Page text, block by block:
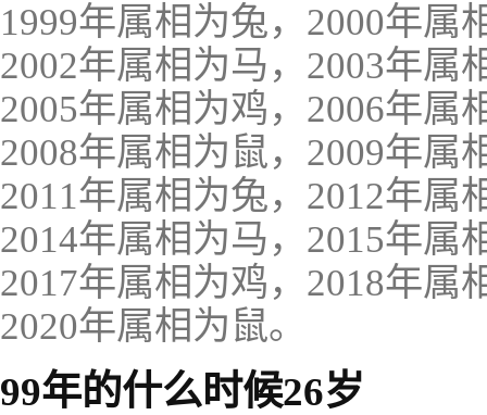
1999年属相为兔，2000年属
2002年属相为马，2003年属
2005年属相为鸡，2006年属
2008年属相为鼠，2009年属
2011年属相为兔，2012年属
2014年属相为马，2015年属
2017年属相为鸡，2018年属
2020年属相为鼠。
99年的什么时候26岁